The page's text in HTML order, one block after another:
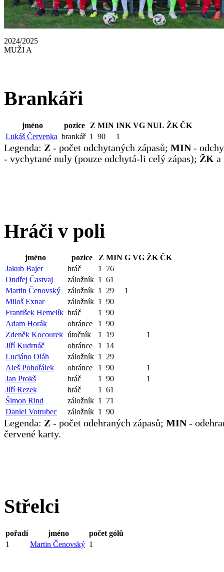
2024/2025
MUŽI A
Brankáři
jméno pozice Z MIN INK VG NUL ŽK ČK
Lukáš Červenka brankář 1 90 1
Legenda: Z - počet odchytaných zápasů; MIN-
- vychytané nuly (pouze odchytá-li celý zápas); ŽK a
Hráči v poli
jméno pozice Z MIN G VG ŽK ČK
Jakub Bajer
hráč 1
76
Ondřej Častvaj
záložník 1
61
Martin Čenovský
záložník 1 29
1
Miloš Exnar
záložník 1
90
František Hemelík hráč 1
90
Adam Horák
obránce 1
90
Zdeněk Kocourek útočník 1 19
1
Jiří Kudrnáč
obránce 1
14
Luciáno Oláh
záložník 1
29
Aleš Pohořálek
obránce 1 90
1
Jan Prokš
hráč 1 90
1
Jiří Rezek
hráč 1
61
Šimon Rind
záložník 1
71
Daniel Votrubec
záložník 1 90
Legenda: Z - počet odehraných zápasů; MIN-
červené karty.
Střelci
pořadí jméno
počet gólů
1
Martin Čenovský 1